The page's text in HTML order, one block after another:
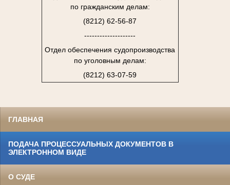
по гражданским делам:
(8212) 62-56-87
--------------------
Отдел обеспечения судопроизводства
по уголовным делам:
(8212) 63-07-59
ГЛАВНАЯ
ПОДАЧА ПРОЦЕССУАЛЬНЫХ ДОКУМЕНТОВ В
ЭЛЕКТРОННОМ ВИДЕ
О СУДЕ